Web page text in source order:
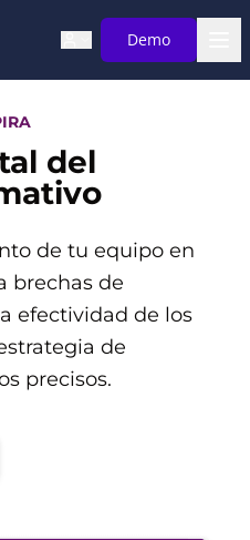
Demo
del
de tu equipo en
brechas de
efectividad de los
de
precisos.